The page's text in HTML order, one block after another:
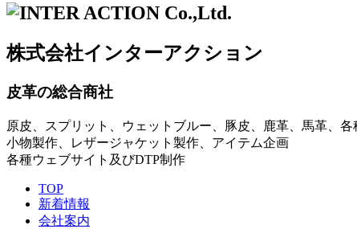
株式会社インターアクション
皮革の総合商社
原皮、スプリット、ウェットブルー、豚皮、鹿革、馬革、
小物製作、レザージャケット製作、アイテム企画
各種ウェブサイト及びDTP制作
TOP
新着情報
会社案内